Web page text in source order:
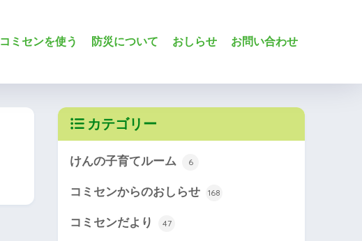
コミセンを使う 防災について おしらせ お問い合わせ
カテゴリー
けんの子育てルーム 6
コミセンからのおしらせ 168
コミセンだより 47